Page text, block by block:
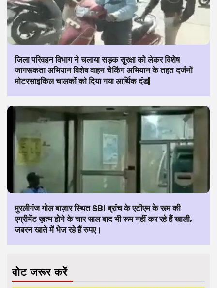
जिला परिवहन विभाग ने चलाया सड़क सुरक्षा को लेकर विशेष
जागरूकता अभियान विशेष वाहन चेकिंग अभियान के तहत दर्जनों
मोटरसाइकिल चालकों को दिया गया आर्थिक दंड|
मुरलीगंज गोल बाज़ार स्थित SBI ब्रांच के एटीएम के रूम की
एग्रीमेंट ख़त्म होने के चार साल बाद भी रूम नहीं कर रहे हैं खाली,
जबरन खाते में भेज रहे हैं रुपए।
वोट जरूर करें